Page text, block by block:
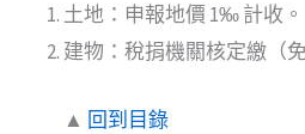
土地：申報地價 1‰ 計收。
建物：稅捐機關核定繳（
▲ 回到目錄